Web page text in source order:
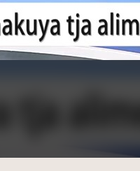
有限度公開瀏覽